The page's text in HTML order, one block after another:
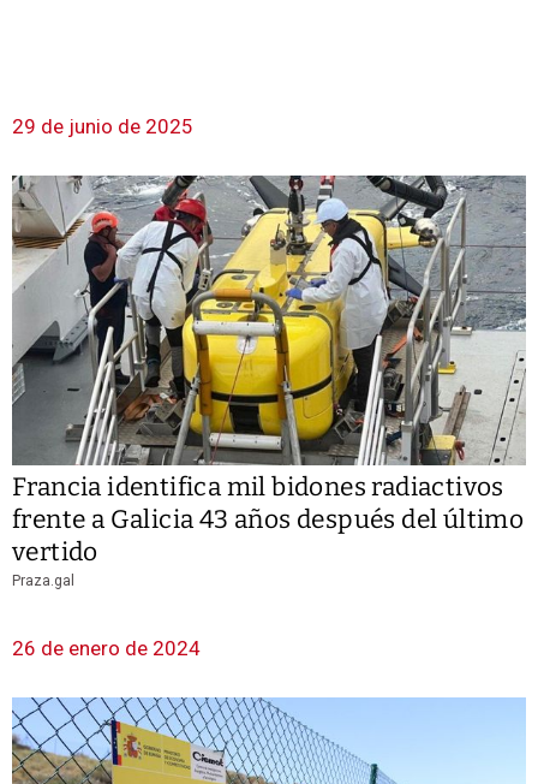
29 de junio de 2025
Francia identifica mil bidones radiactivos
frente a Galicia 43 años después del último
vertido
Praza.gal
26 de enero de 2024